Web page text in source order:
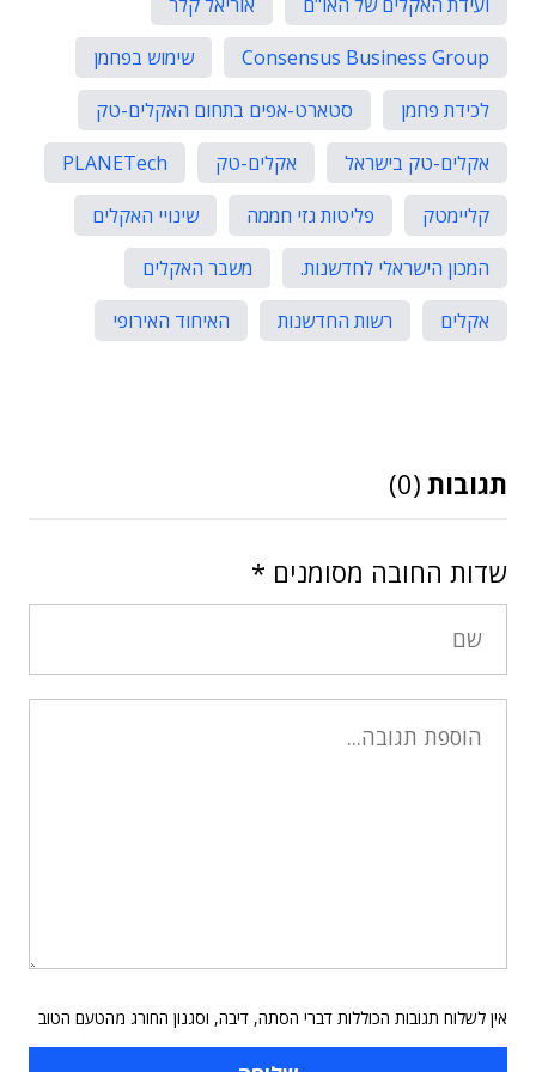
Consensus Business Group
שימוש בפחמן
לכידת פחמן
סטארט-אפים בתחום האקלים-טק
אקלים-טק בישראל
אקלים-טק
PLANETech
קליימטק
פליטות גזי חממה
שינויי האקלים
המכון הישראלי לחדשנות.
משבר האקלים
אקלים
רשות החדשנות האיחוד האירופי
תגובות (0)
שדות החובה מסומנים *
אין לשלוח תגובות הכוללות דברי הסתה, דיבה, וסגנון החורג מהטעם הטוב